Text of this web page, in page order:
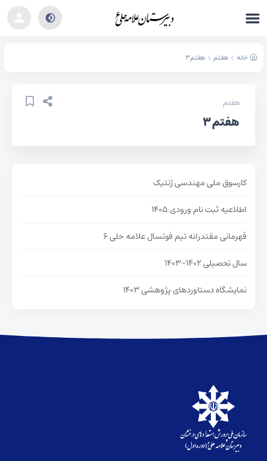
خانه هفتم هفتم ۳
هفتم
هفتم ۳
کارسوق ملی مهندسی ژنتیک
اطلاعیه ثبت نام ورودی ۱۴۰۵
قهرمانی مقتدرانه تیم فوتسال علامه حلی ۶
سال تحصیلی ۱۴۰۲-۱۴۰۳
نمایشگاه دستاوردهای پژوهشی ۱۴۰۳